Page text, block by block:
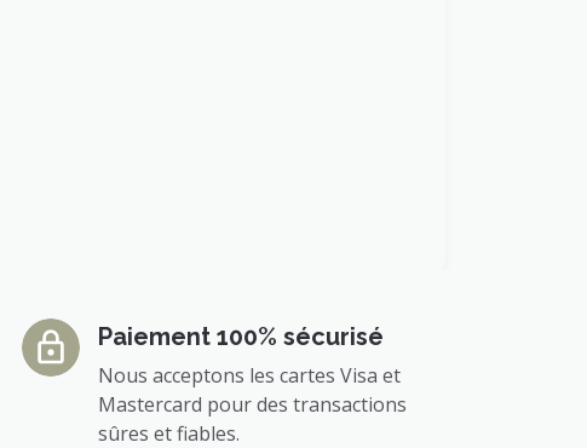
Paiement 100% sécurisé
Nous acceptons les cartes Visa et
Mastercard pour des transactions
sûres et fiables.